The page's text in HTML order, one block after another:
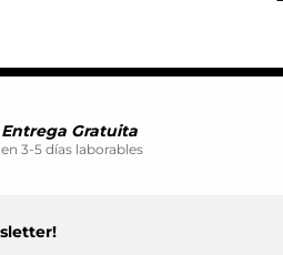
Entrega Gratuita
en 3-5 días laborables